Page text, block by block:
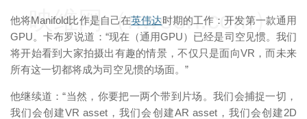
他将Manifold比作是自己在英伟达时期的工作：开发第一款通用
GPU。卡布罗说道：“现在（通用GPU）已经是司空见惯。我们
将开始看到大家拍摄出有趣的情景，不仅只是面向VR，而未来
所有这一切都将成为司空见惯的场面。”
他继续道：“当然，你要把一两个带到片场。我们会捕捉一切，
我们会创建VR asset，我们会创建AR asset，我们会创建2D
映维网（nweon.com）